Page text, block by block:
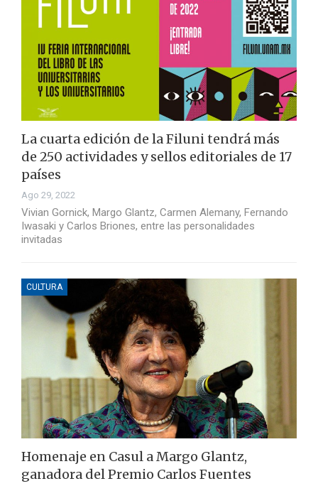
La cuarta edición de la Filuni tendrá más
de 250 actividades y sellos editoriales de 17
países
Ago 29, 2022
Vivian Gornick, Margo Glantz, Carmen Alemany, Fernando
Iwasaki y Carlos Briones, entre las personalidades
invitadas
CULTURA
Homenaje en Casul a Margo Glantz,
ganadora del Premio Carlos Fuentes